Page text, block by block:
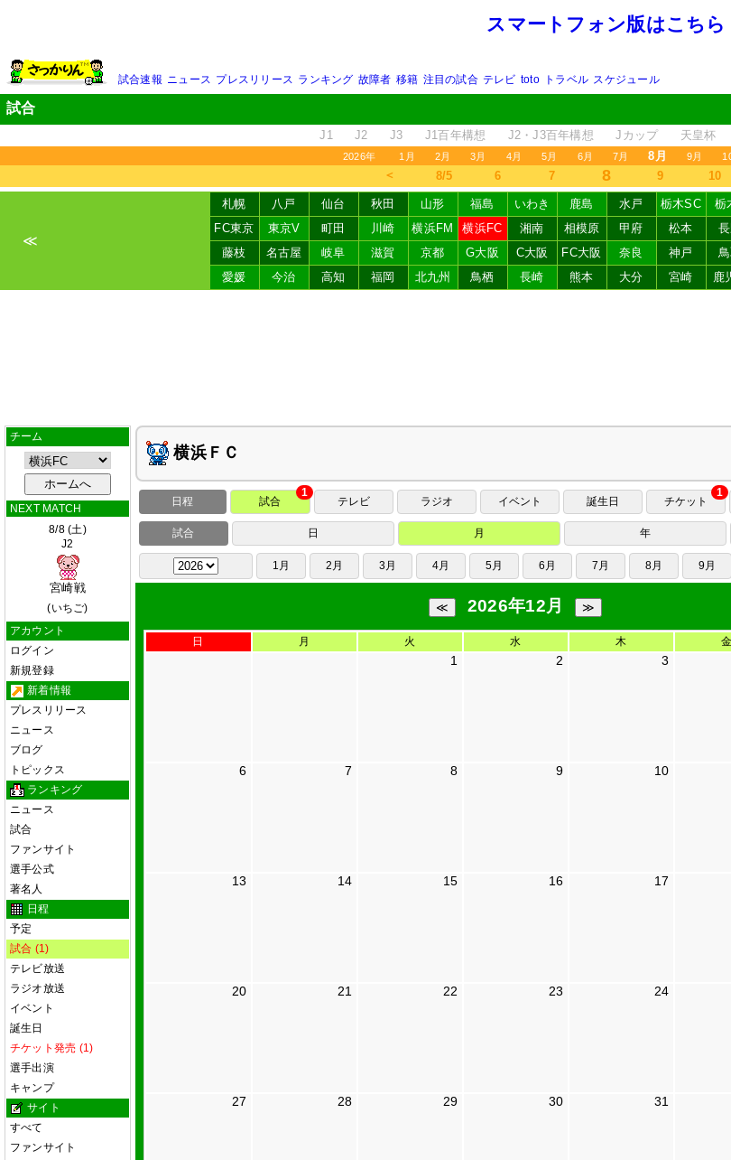
スマートフォン版はこちら
試合速報 ニュース プレスリリース ランキング 故障者 移籍 注目の試合 テレビ toto トラベル スケジュール
試合
J1 J2 J3 J1百年構想 J2・J3百年構想 Jカップ 天皇杯
2026年 1月 2月 3月 4月 5月 6月 7月 8月 9月
＜ 8/5 6 7 8 9 10
≪
札幌 八戸 仙台 秋田 山形 福島 いわき 鹿島 水戸 栃木SC 栃
FC東京
東京V 町田 川崎 横浜FM 横浜FC 湘南 相模原 甲府 松本
藤枝
名古屋 岐阜 滋賀 京都 G大阪 C大阪 FC大阪 奈良 神戸
愛媛
今治 高知 福岡 北九州 鳥栖 長崎 熊本 大分 宮崎 鹿
チーム
NEXT MATCH
8/8 (土)
J2
宮崎戦
(いちご)
アカウント
ログイン
新規登録
新着情報
プレスリリース
ニュース
ブログ
トピックス
ランキング
ニュース
試合
ファンサイト
選手公式
著名人
日程
予定
試合 (1)
テレビ放送
ラジオ放送
イベント
誕生日
チケット発売 (1)
選手出演
キャンプ
サイト
すべて
ファンサイト
横浜ＦＣ
日程
1
試合 テレビ ラジオ イベント 誕生日
1
チケット
試合 日 月 年
1月 2月 3月 4月 5月 6月 7月 8月 9月
2026年12月
日 月 火 水 木 金
1 2 3
6 7 8 9 10
13 14 15 16 17
20 21 22 23 24
27 28 29 30 31